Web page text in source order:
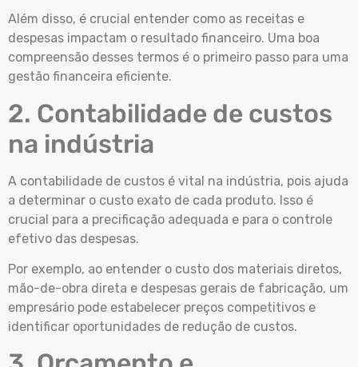
Além disso, é crucial entender como as receitas e
despesas impactam o resultado financeiro. Uma boa
compreensão desses termos é o primeiro passo para uma
gestão financeira eficiente.
2. Contabilidade de custos
na indústria
A contabilidade de custos é vital na indústria, pois ajuda
a determinar o custo exato de cada produto. Isso é
crucial para a precificação adequada e para o controle
efetivo das despesas.
Por exemplo, ao entender o custo dos materiais diretos,
mão-de-obra direta e despesas gerais de fabricação, um
empresário pode estabelecer preços competitivos e
identificar oportunidades de redução de custos.